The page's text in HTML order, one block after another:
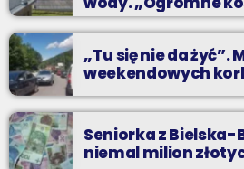
praca”
„Tu się nie da żyć”.
weekendowych
Seniorka z Bielska-
niemal milion